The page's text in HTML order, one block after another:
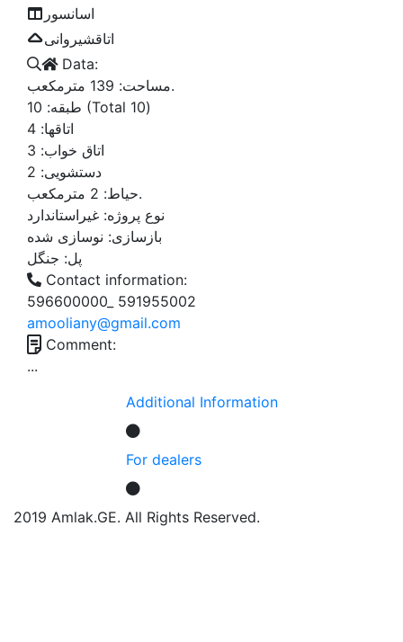
اسانسور
اتاقشیروانی
Data:
مساحت: 139
مترمکعب.
طبقه: 10
(Total 10)
اتاقها: 4
اتاق خواب: 3
دستشویی: 2
حیاط: 2
مترمکعب.
نوع پروژه: غیراستاندارد
بازسازی: نوسازی شده
پل: جنگل
Contact information:
596600000_ 591955002
amooliany@gmail.com
Comment:
...
Additional Information
For dealers
2019 Amlak.GE. All Rights Reserved.